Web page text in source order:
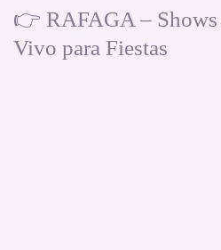
👉 RAFAGA – Shows
Vivo para Fiestas